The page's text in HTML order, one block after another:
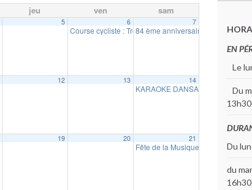
jeu ven sam
5 6
Course cycliste : Trophée de la Cerise19 h 00 min
7
84 ème anniversaire de la
12 13 14
KARAOKE DANSANT 19 h 30 min
19 20 21
Fête de la Musique et Quartier
EN
Le
Du
Du
du
16h30